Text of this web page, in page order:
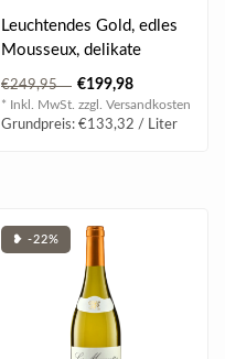
1.5 l 12.50 % vol
Leuchtendes Gold, edles
Mousseux, delikate
Fruchtnuancen, filigrane
Zitrusnoten,..
€249,95 €199,98
* Inkl. MwSt. zzgl. Versandkosten
Grundpreis: €133,32 / Liter
❥ -22%